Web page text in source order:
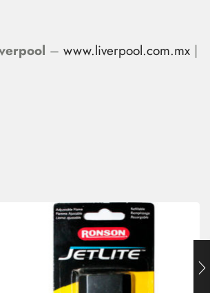
– www.liverpool.com.mx |